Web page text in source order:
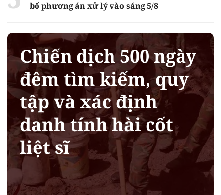
bố phương án xử lý vào sáng 5/8
Chiến dịch 500 ngày
đêm tìm kiếm, quy
tập và xác định
danh tính hài cốt
liệt sĩ